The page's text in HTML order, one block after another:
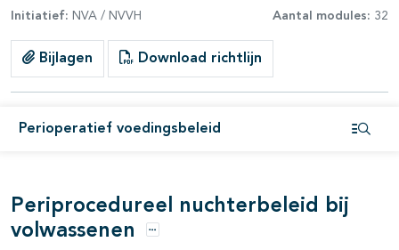
Initiatief: NVA / NVVH Aantal modules: 32
Bijlagen Download richtlijn
Perioperatief voedingsbeleid
open- en dichtklappen
open- en dichtklappen
Periprocedureel nuchterbeleid bij
volwassenen
Opties